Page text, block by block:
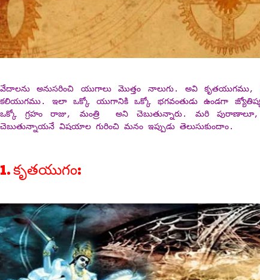
వేదాలను అనుసరించి యుగాలు మొత్తం నాలుగు. అవి కృతయుగము,
కలియుగము. ఇలా ఒక్కో యుగానికి ఒక్కో భగవంతుడు ఉండగా జ్యోతిష్య
ఒక్కో గ్రహం రాజు, మంత్రి అని చెబుతున్నారు. మరి
చెబుతున్నాయనే విషయాల గురించి మనం ఇప్పుడు తెలుసుకుందాం.
1. కృతయుగం: